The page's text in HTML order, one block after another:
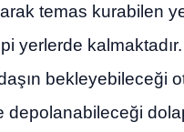
temas kurabilen
yerlerde kalmaktadır.
bekleyebileceği